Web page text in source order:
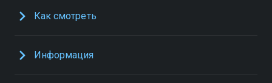
Как смотреть
Информация